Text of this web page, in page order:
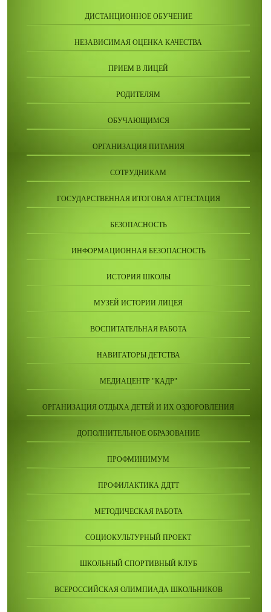
ДИСТАНЦИОННОЕ ОБУЧЕНИЕ
НЕЗАВИСИМАЯ ОЦЕНКА КАЧЕСТВА
ПРИЕМ В ЛИЦЕЙ
РОДИТЕЛЯМ
ОБУЧАЮЩИМСЯ
ОРГАНИЗАЦИЯ ПИТАНИЯ
СОТРУДНИКАМ
ГОСУДАРСТВЕННАЯ ИТОГОВАЯ АТТЕСТАЦИЯ
БЕЗОПАСНОСТЬ
ИНФОРМАЦИОННАЯ БЕЗОПАСНОСТЬ
ИСТОРИЯ ШКОЛЫ
МУЗЕЙ ИСТОРИИ ЛИЦЕЯ
ВОСПИТАТЕЛЬНАЯ РАБОТА
НАВИГАТОРЫ ДЕТСТВА
МЕДИАЦЕНТР "КАДР"
ОРГАНИЗАЦИЯ ОТДЫХА ДЕТЕЙ И ИХ ОЗДОРОВЛЕНИЯ
ДОПОЛНИТЕЛЬНОЕ ОБРАЗОВАНИЕ
ПРОФМИНИМУМ
ПРОФИЛАКТИКА ДДТТ
МЕТОДИЧЕСКАЯ РАБОТА
СОЦИОКУЛЬТУРНЫЙ ПРОЕКТ
ШКОЛЬНЫЙ СПОРТИВНЫЙ КЛУБ
ВСЕРОССИЙСКАЯ ОЛИМПИАДА ШКОЛЬНИКОВ